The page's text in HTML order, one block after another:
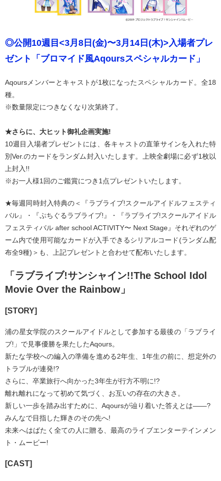
◎公開10週目<3月8日(金)〜3月14日(木)>入場者プレ
ゼント「ブロマイド風Aqoursスペシャルカード」
Aqoursメンバーとキャストが1枚になったスペシャルカード。全18
種。
※数量限定につきなくなり次第終了。
★さらに、大ヒット御礼企画実施!
10週目入場者プレゼントには、各キャストの直筆サインを入れた特
別Ver.のカードをランダム封入いたします。上映全劇場に必ず1枚以
上封入!!
※お一人様1回のご鑑賞につき1点プレゼントいたします。
★毎週同時封入特典の＜『ラブライブ!スクールアイドルフェスティ
バル』・『ぷちぐるラブライブ!』・『ラブライブ!スクールアイドル
フェスティバル after school ACTIVITY〜 Next Stage』それぞれのゲ
ーム内で使用可能なカードが入手できるシリアルコード(ランダム配
布全9種)＞も、上記プレゼントと合わせて配布いたします。
「ラブライブ!サンシャイン!!The School Idol
Movie Over the Rainbow」
[STORY]
浦の星女学院のスクールアイドルとして参加する最後の「ラブライ
ブ!」で見事優勝を果たしたAqours。
新たな学校への編入の準備を進める2年生、1年生の前に、想定外の
トラブルが連発!?
さらに、卒業旅行へ向かった3年生が行方不明に!?
離れ離れになって初めて気づく、お互いの存在の大きさ。
新しい一歩を踏み出すために、Aqoursが辿り着いた答えとは――?
みんなで目指した輝きのその先へ!
未来へはばたく全ての人に贈る、最高のライブエンターテインメン
ト・ムービー!
[CAST]